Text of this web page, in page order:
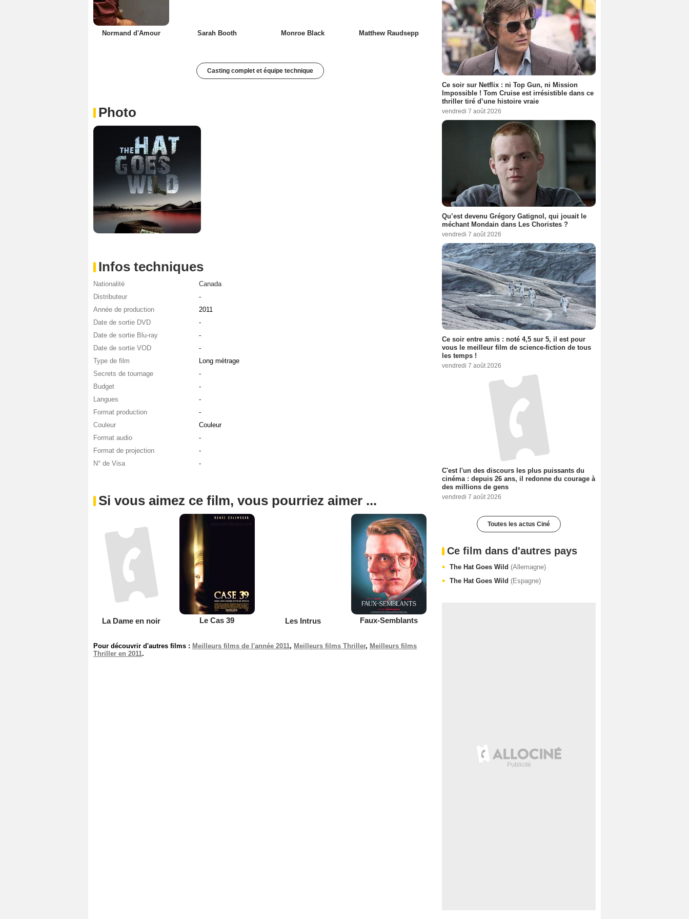
Normand d'Amour Sarah Booth Monroe Black Matthew Raudsepp
Casting complet et équipe technique
Photo
Infos techniques
Nationalité
Canada
Distributeur
-
Année de production
2011
Date de sortie DVD
-
Date de sortie Blu-ray
-
Date de sortie VOD
-
Type de film
Long métrage
Secrets de tournage
-
Budget
-
Langues
-
Format production
-
Couleur
Couleur
Format audio
-
Format de projection
-
N° de Visa
-
Si vous aimez ce film, vous pourriez aimer ...
La Dame en noir Le Cas 39 Les Intrus Faux-Semblants
Pour découvrir d'autres films : Meilleurs films de l'année 2011, Meilleurs films Thriller, Meilleurs films
Thriller en 2011.
Ce soir sur Netflix : ni Top Gun, ni Mission
Impossible ! Tom Cruise est irrésistible dans ce
thriller tiré d’une histoire vraie
vendredi 7 août 2026
Qu’est devenu Grégory Gatignol, qui jouait le
méchant Mondain dans Les Choristes ?
vendredi 7 août 2026
Ce soir entre amis : noté 4,5 sur 5, il est pour
vous le meilleur film de science-fiction de tous
les temps !
vendredi 7 août 2026
C'est l'un des discours les plus puissants du
cinéma : depuis 26 ans, il redonne du courage à
des millions de gens
vendredi 7 août 2026
Toutes les actus Ciné
Ce film dans d'autres pays
The Hat Goes Wild (Allemagne)
The Hat Goes Wild (Espagne)